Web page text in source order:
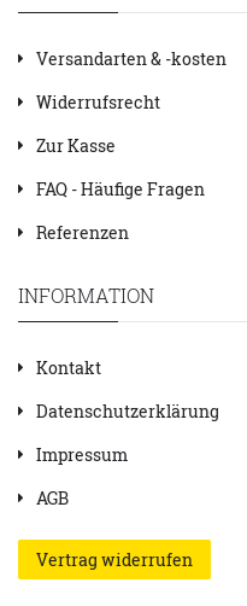
Versandarten & -kosten
Widerrufsrecht
Zur Kasse
FAQ - Häufige Fragen
Referenzen
INFORMATION
Kontakt
Datenschutzerklärung
Impressum
AGB
Vertrag widerrufen